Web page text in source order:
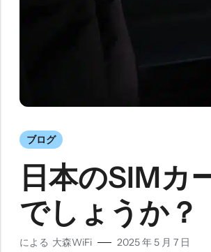
ブログ
日本のSIMカ
でしょうか？
による 大森WiFi 2025 年 5 月 7 日